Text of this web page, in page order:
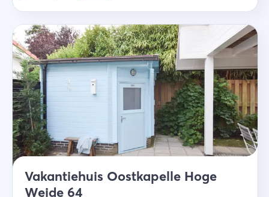
Vakantiehuis Oostkapelle Hoge
Weide 64